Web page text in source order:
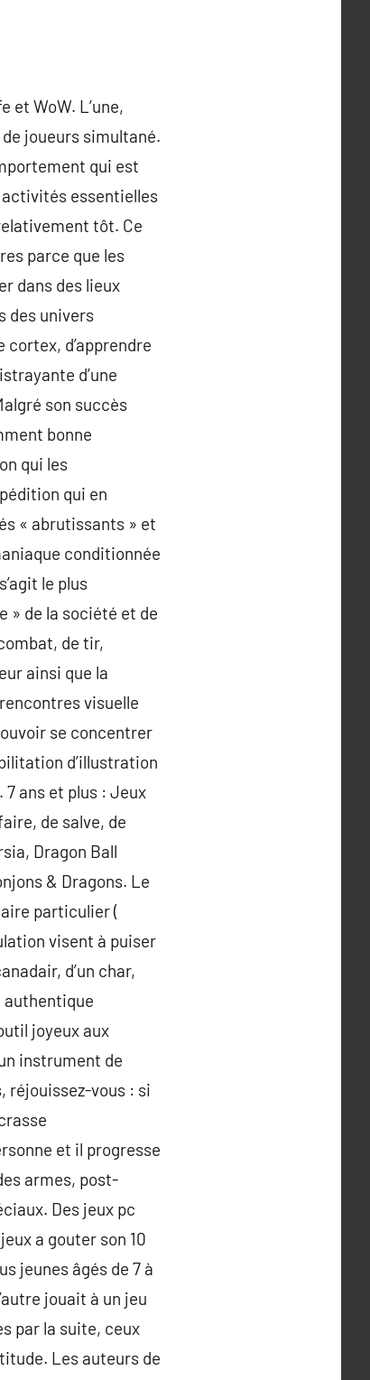
et WoW. L’une,
joueurs simultané.
qui est
activités essentielles
tôt. Ce
parce que les
dans des lieux
des univers
d’apprendre
d’une
son succès
bonne
qui les
qui en
« abrutissants » et
conditionnée
le plus
» de la société et de
de tir,
ainsi que la
visuelle
se concentrer
d’illustration
ans et plus : Jeux
de salve, de
Dragon Ball
& Dragons. Le
particulier (
visent à puiser
d’un char,
authentique
joyeux aux
instrument de
réjouissez-vous : si
et il progresse
armes, post-
Des jeux pc
a gouter son 10
jeunes âgés de 7 à
jouait à un jeu
par la suite, ceux
Les auteurs de